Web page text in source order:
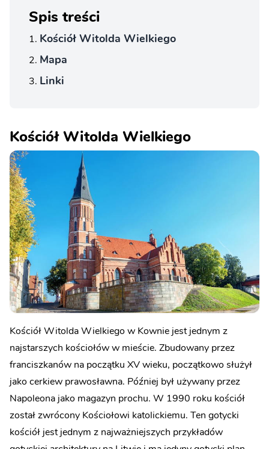
Spis treści
Kościół Witolda Wielkiego
Mapa
Linki
Kościół Witolda Wielkiego
Kościół Witolda Wielkiego w Kownie jest jednym z
najstarszych kościołów w mieście. Zbudowany przez
franciszkanów na początku XV wieku, początkowo służył
jako cerkiew prawosławna. Później był używany przez
Napoleona jako magazyn prochu. W 1990 roku kościół
został zwrócony Kościołowi katolickiemu. Ten gotycki
kościół jest jednym z najważniejszych przykładów